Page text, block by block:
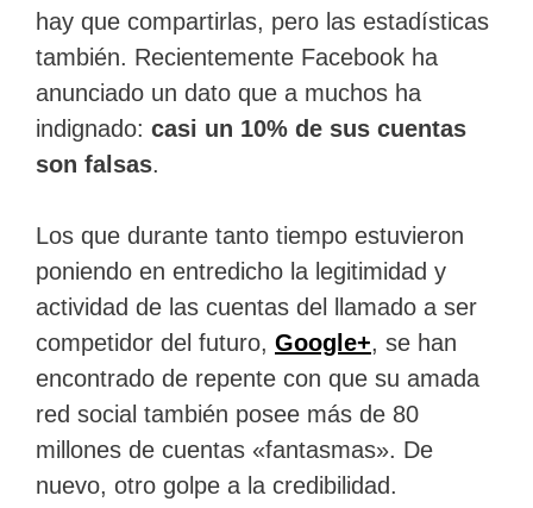
hay que compartirlas, pero las estadísticas
también. Recientemente Facebook ha
anunciado un dato que a muchos ha
indignado: casi un 10% de sus cuentas
son falsas.
Los que durante tanto tiempo estuvieron
poniendo en entredicho la legitimidad y
actividad de las cuentas del llamado a ser
competidor del futuro, Google+, se han
encontrado de repente con que su amada
red social también posee más de 80
millones de cuentas «fantasmas». De
nuevo, otro golpe a la credibilidad.